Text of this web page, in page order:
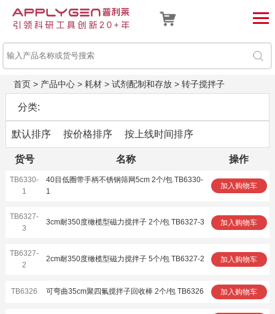
首页> 产品中心> 耗材> 试剂配制和存放> 转子搅拌子
分类:
默认排序 按价格排序 按上线时间排序
货号 名称 操作
TB6330-
1
40目低圈带手柄不锈钢筛网5cm 2个/包 TB6330-
1
加入购物车
TB6327-
3
3cm耐350度橄榄型磁力搅拌子 2个/包 TB6327-3 加入购物车
TB6327-
2
2cm耐350度橄榄型磁力搅拌子 5个/包 TB6327-2 加入购物车
TB6326 可弯曲35cm聚四氟搅拌子回收棒 2个/包 TB6326 加入购物车